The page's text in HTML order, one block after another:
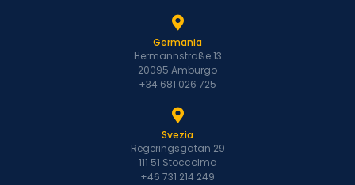
Germania
Hermannstraße 13
20095 Amburgo
+34 681 026 725
Svezia
Regeringsgatan 29
111 51 Stoccolma
+46 731 214 249